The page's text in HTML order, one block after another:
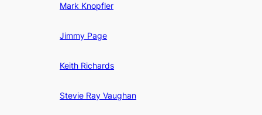
Mark Knopfler
Jimmy Page
Keith Richards
Stevie Ray Vaughan